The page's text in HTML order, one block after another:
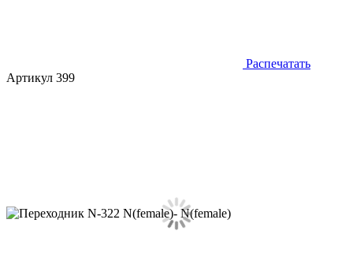
Распечатать
Артикул 399